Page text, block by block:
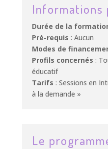
Informations
Durée de la
Pré-requis : Aucun
Modes de
Profils concernés :
éducatif
Tarifs : Sessions en
à la demande »
Le